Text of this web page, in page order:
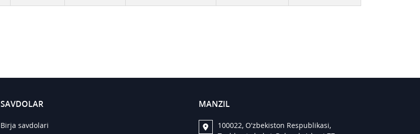
SAVDOLAR
Birja savdolari
MANZIL
100022, O'zbekiston Respublikasi,